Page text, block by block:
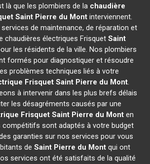
là que les plombiers de la chaudière
Saint Pierre du Mont interviennent.
de maintenance, de réparation et
chaudières électriques FrisquetSaint
les résidents de la ville. Nos plombiers
formés pour diagnostiquer et résoudre
problèmes techniques liés à votre
Frisquet Saint Pierre du Mont.
à intervenir dans les plus brefs délais
les désagréments causés par une
Frisquet Saint Pierre du Monten
compétitifs sont adaptés à votre budget
garanties sur nos services pour vous
de Saint Pierre du Montqui ont
services ont été satisfaits de la qualité